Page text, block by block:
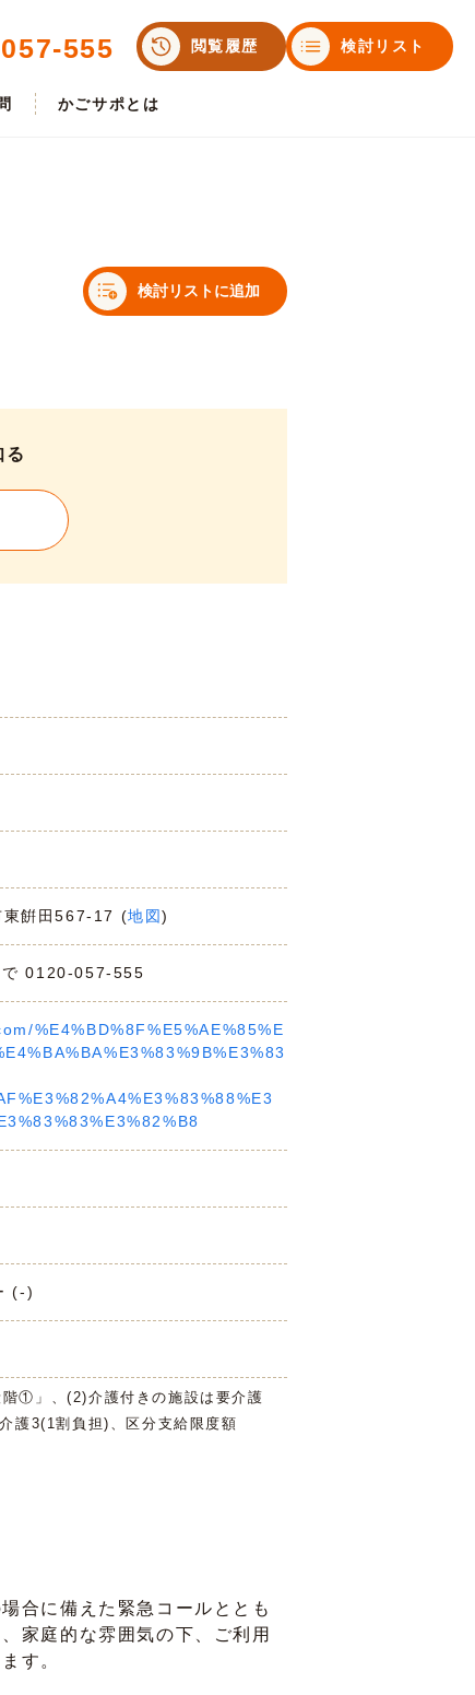
555 閲覧履歴 検討リスト
かごサポとは
検討リストに追加
る
東餠田567-17 (地図)
で 0120-057-555
%E4%BD%8F%E5%AE%85%E
(-)
①」、(2)介護付きの施設は要介護
護3(1割負担)、区分支給限度額
合に備えた緊急コールととも
家庭的な雰囲気の下、ご利用
す。